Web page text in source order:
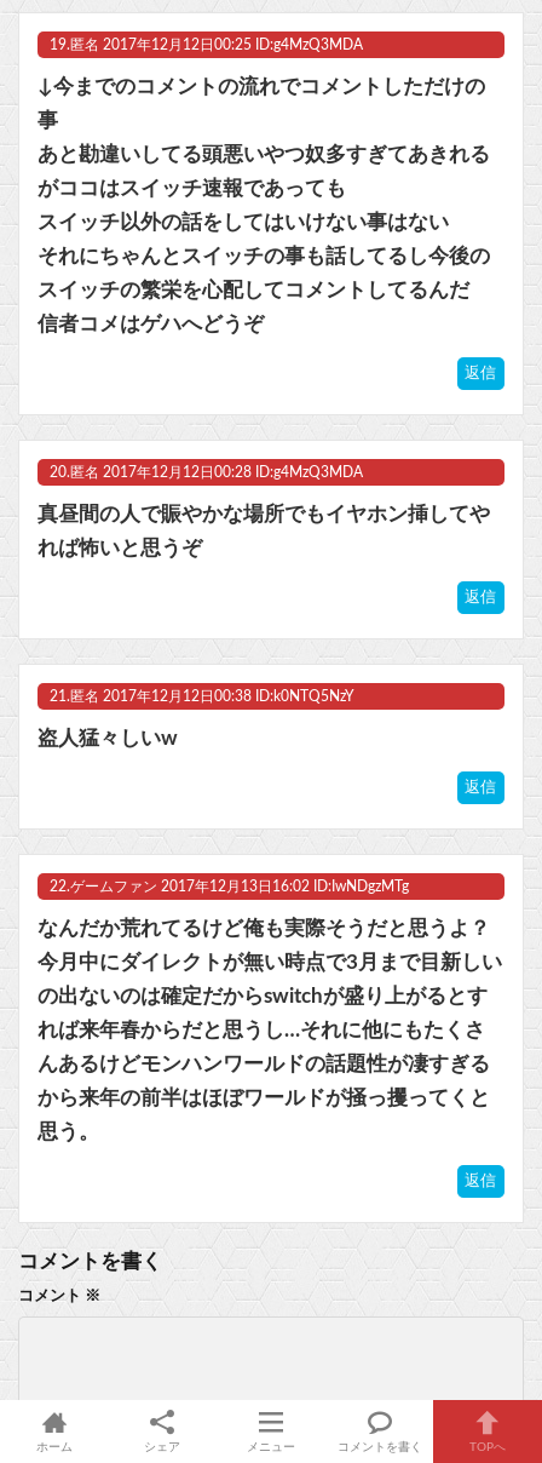
19. 匿名 2017年12月12日00:25 ID:g4MzQ3MDA
↓今までのコメントの流れでコメントしただけの
事
あと勘違いしてる頭悪いやつ奴多すぎてあきれる
がココはスイッチ速報であっても
スイッチ以外の話をしてはいけない事はない
それにちゃんとスイッチの事も話してるし今後の
スイッチの繁栄を心配してコメントしてるんだ
信者コメはゲハへどうぞ
返信
20. 匿名 2017年12月12日00:28 ID:g4MzQ3MDA
真昼間の人で賑やかな場所でもイヤホン挿してや
れば怖いと思うぞ
返信
21. 匿名 2017年12月12日00:38 ID:k0NTQ5NzY
盗人猛々しいw
返信
22.ゲームファン 2017年12月13日16:02 ID:IwNDgzMTg
なんだか荒れてるけど俺も実際そうだと思うよ？
今月中にダイレクトが無い時点で3月まで目新しい
の出ないのは確定だからswitchが盛り上がるとす
れば来年春からだと思うし…それに他にもたくさ
んあるけどモンハンワールドの話題性が凄すぎる
から来年の前半はほぼワールドが掻っ攫ってくと
思う。
返信
コメントを書く
コメント ※
ホーム シェア メニュー コメントを書く TOPへ